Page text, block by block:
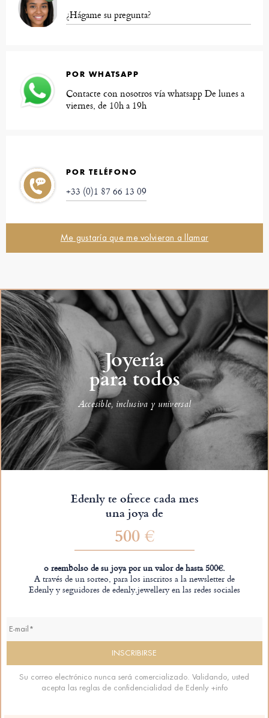
¿Hágame su pregunta?
POR WHATSAPP
Contacte con nosotros vía whatsapp De lunes a
viernes, de 10h a 19h
POR TELÉFONO
+33 (0)1 87 66 13 09
Me gustaría que me volvieran a llamar
Joyería
para todos
Accesible, inclusiva y universal
Edenly te ofrece cada mes
una joya de
500 €
o reembolso de su joya por un valor de hasta 500€.
A través de un sorteo, para los inscritos a la newsletter de
Edenly y seguidores de edenly.jewellery en las redes sociales
Su correo electrónico nunca será comercializado. Validando, usted
acepta las reglas de confidencialidad de Edenly +info